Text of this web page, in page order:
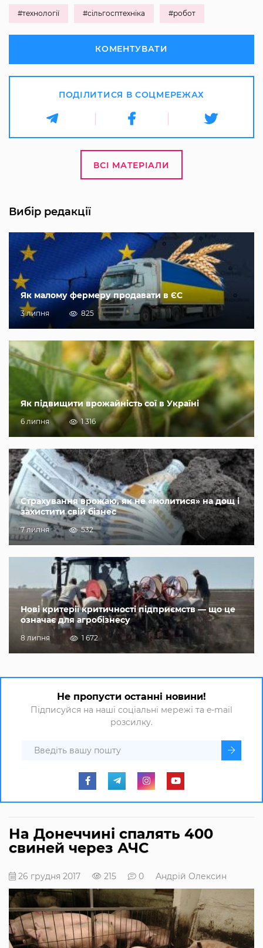
#технології #сільгосптехніка #робот
КОМЕНТУВАТИ
ПОДІЛИТИСЯ В СОЦМЕРЕЖАХ
ВСІ МАТЕРІАЛИ
Вибір редакції
Як малому фермеру продавати в ЄС
3 липня 825
Як підвищити врожайність сої в Україні
6 липня 1 316
Страхування врожаю, як не «молитися» на дощ і
захистити свій бізнес
7 липня 532
Нові критерії критичності підприємств — що це
означає для агробізнесу
8 липня 1 672
Не пропусти останні новини!
Підписуйся на наші соціальні мережі та e-mail
розсилку.
На Донеччині спалять 400
свиней через АЧС
26 грудня 2017 215 0 Андрій Олексин